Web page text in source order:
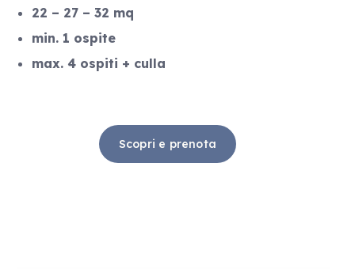
22 – 27 – 32 mq
min. 1 ospite
max. 4 ospiti + culla
Scopri e prenota